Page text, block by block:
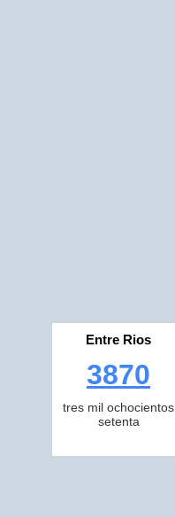
Entre Rios
3870
tres mil ochocientos
setenta